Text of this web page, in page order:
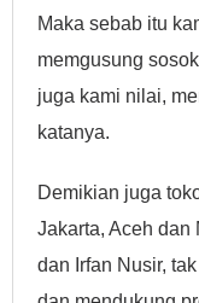
Maka sebab itu
memgusung
juga kami nilai,
katanya.
Demikian juga
Jakarta, Aceh dan
dan Irfan Nusir,